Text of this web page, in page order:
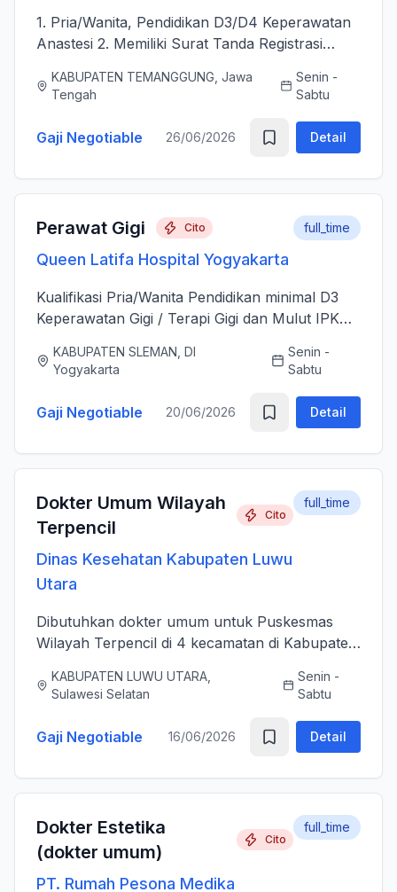
1. Pria/Wanita, Pendidikan D3/D4 Keperawatan
Anastesi 2. Memiliki Surat Tanda Registrasi
kepenataan anestesi sebelum, selama, dan
sesudah Tindakan Operasi 3....
KABUPATEN TEMANGGUNG, Jawa
Tengah
Senin -
Sabtu
Gaji Negotiable 26/06/2026 Detail
Perawat Gigi Cito
Queen Latifa Hospital Yogyakarta
full_time
Kualifikasi Pria/Wanita Pendidikan minimal D3
Keperawatan Gigi / Terapi Gigi dan Mulut IPK
(STR) yang masih aktif Memiliki ijazah dan
sertifikat pendu...
KABUPATEN SLEMAN, DI
Yogyakarta
Senin -
Sabtu
Gaji Negotiable 20/06/2026 Detail
Dokter Umum Wilayah
Terpencil
Cito
Dinas Kesehatan Kabupaten Luwu
Utara
full_time
Dibutuhkan dokter umum untuk Puskesmas
Wilayah Terpencil di 4 kecamatan di Kabupaten
KABUPATEN LUWU UTARA,
Sulawesi Selatan
Senin -
Sabtu
Gaji Negotiable 16/06/2026 Detail
Dokter Estetika
(dokter umum)
Cito
PT. Rumah Pesona Medika
full_time